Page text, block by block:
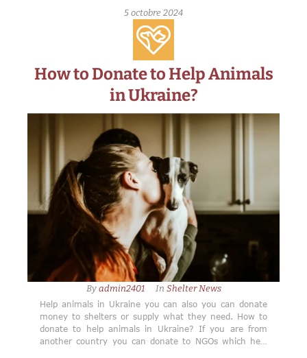
5 octobre 2024
How to Donate to Help Animals
in Ukraine?
By admin2401 In Shelter News
Help animals in Ukraine you can also you can donate
money to shelters or supply what they need. How to
donate to help animals in Ukraine? If you are from
another country you can donate to NGOs which help